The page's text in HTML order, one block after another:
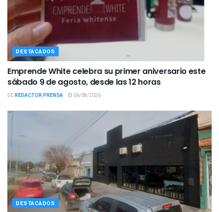
DESTACADOS
Emprende White celebra su primer aniversario este
sábado 9 de agosto, desde las 12 horas
DEREDACTOR PRENSA 06/08/2026
DESTACADOS